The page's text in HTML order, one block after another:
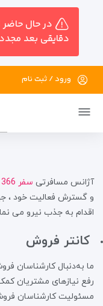
در حال حاضر
دقایقی بعد
ورود / ثبت نام
آژانس مسافرتی سفر 366
و گسترش فعالیت خود ،
اقدام به جذب نیرو می
کانتر فروش
ما به‌دنبال کارشناسان
رفع نیازهای مشتریان
مسئولیت کارشناسان